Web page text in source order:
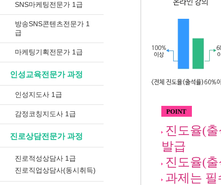
SNS마케팅전문가 1급
방송SNS콘텐츠전문가 1
급
마케팅기획전문가 1급
인성교육전문가 과정
인성지도사 1급
감정코칭지도사 1급
진로상담전문가 과정
진로적성상담사 1급
진로직업상담사(동시취득)
POINT
진도율(
발급
진도율(
과제는